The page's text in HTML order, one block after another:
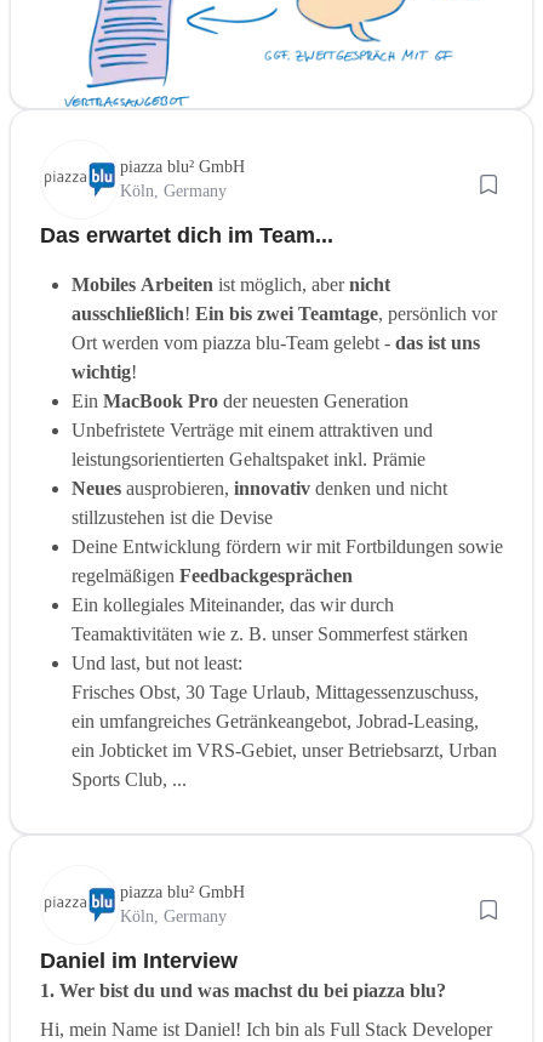
piazza blu² GmbH
Köln, Germany
Das erwartet dich im Team...
Mobiles Arbeiten ist möglich, abernicht
ausschließlich! Ein bis zwei Teamtage, persönlich vor
Ort werden vom piazza blu-Team gelebt - das ist uns
wichtig!
Ein MacBook Pro der neuesten Generation
Unbefristete Verträge mit einem attraktiven und
leistungsorientierten Gehaltspaket inkl. Prämie
Neues ausprobieren, innovativ denken und nicht
stillzustehen ist die Devise
Deine Entwicklung fördern wir mit Fortbildungen sowie
regelmäßigen Feedbackgesprächen
Ein kollegiales Miteinander, das wir durch
Teamaktivitäten wie z. B. unser Sommerfest stärken
Und last, but not least:
Frisches Obst, 30 Tage Urlaub, Mittagessenzuschuss,
ein umfangreiches Getränkeangebot, Jobrad-Leasing,
ein Jobticket im VRS-Gebiet, unser Betriebsarzt, Urban
Sports Club, ...
piazza blu² GmbH
Köln, Germany
Daniel im Interview
1. Wer bist du und was machst du bei piazza blu?
Hi, mein Name ist Daniel! Ich bin als Full Stack Developer